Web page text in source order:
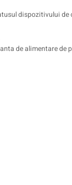
dispozitivului de
de alimentare de